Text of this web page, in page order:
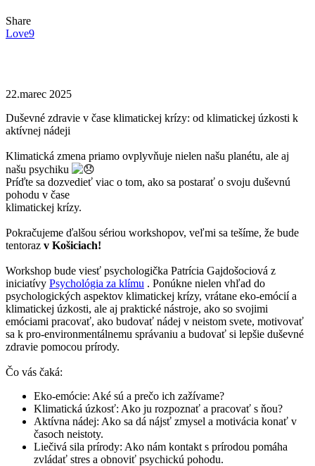
Share
Love9
22.marec 2025
Duševné zdravie v čase klimatickej krízy: od klimatickej úzkosti k
aktívnej nádeji
Klimatická zmena priamo ovplyvňuje nielen našu planétu, ale aj
našu psychiku
Príďte sa dozvedieť viac o tom, ako sa postarať o svoju duševnú
pohodu v čase
klimatickej krízy.
Pokračujeme ďalšou sériou workshopov, veľmi sa tešíme, že bude
tentoraz v Košiciach!
Workshop bude viesť psychologička Patrícia Gajdošociová z
iniciatívy Psychológia za klímu . Ponúkne nielen vhľad do
psychologických aspektov klimatickej krízy, vrátane eko-emócií a
klimatickej úzkosti, ale aj praktické nástroje, ako so svojimi
emóciami pracovať, ako budovať nádej v neistom svete, motivovať
sa k pro-environmentálnemu správaniu a budovať si lepšie duševné
zdravie pomocou prírody.
Čo vás čaká:
Eko-emócie: Aké sú a prečo ich zažívame?
Klimatická úzkosť: Ako ju rozpoznať a pracovať s ňou?
Aktívna nádej: Ako sa dá nájsť zmysel a motivácia konať v
časoch neistoty.
Liečivá sila prírody: Ako nám kontakt s prírodou pomáha
zvládať stres a obnoviť psychickú pohodu.